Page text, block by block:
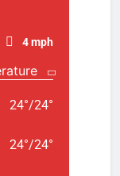
4 mph
24°/24°
24°/24°